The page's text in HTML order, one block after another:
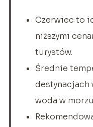
Czerwiec to
niższymi
turystów.
Średnie
destynacjach
woda w